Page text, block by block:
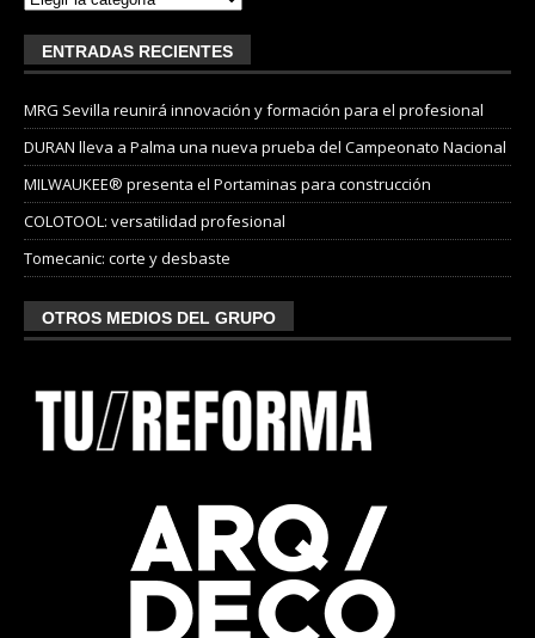
ENTRADAS RECIENTES
MRG Sevilla reunirá innovación y formación para el profesional
DURAN lleva a Palma una nueva prueba del Campeonato Nacional
MILWAUKEE® presenta el Portaminas para construcción
COLOTOOL: versatilidad profesional
Tomecanic: corte y desbaste
OTROS MEDIOS DEL GRUPO